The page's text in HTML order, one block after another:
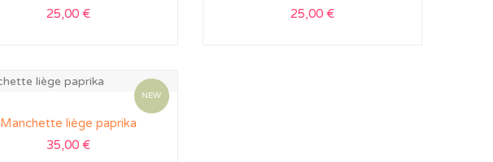
25,00 €
25,00 €
NEW
Manchette liège paprika
35,00 €